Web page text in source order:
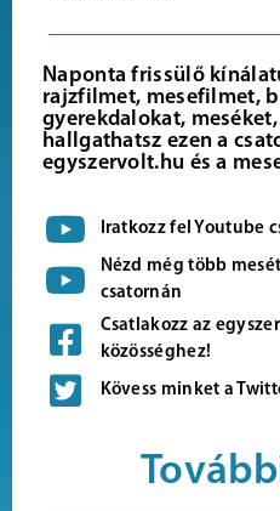
Naponta frissülő
rajzfilmet, mesefilmet,
gyerekdalokat,
hallgathatsz ezen a
egyszervolt.hu és a
Iratkozz fel Youtube
Nézd még több
csatornán
Csatlakozz az
közösséghez!
Kövess minket a